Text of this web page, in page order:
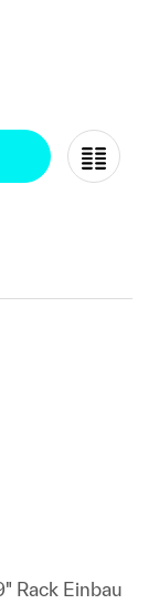
Rack Einbau